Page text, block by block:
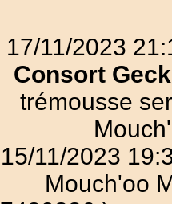
17/11/2023
Consort
trémousse
15/11/2023
Mouch'oo